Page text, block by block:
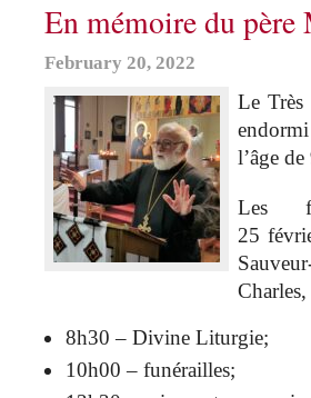
En mémoire du
February 20, 2022
Le Très
l’âge
Les
25
8h30 – Divine Liturgie;
10h00 – funérailles;